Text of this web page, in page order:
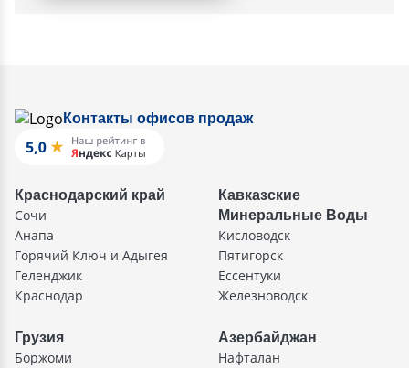
Контакты офисов продаж
Краснодарский край
Сочи
Анапа
Горячий Ключ и Адыгея
Геленджик
Краснодар
Кавказские
Минеральные Воды
Кисловодск
Пятигорск
Ессентуки
Железноводск
Грузия
Боржоми
Азербайджан
Нафталан